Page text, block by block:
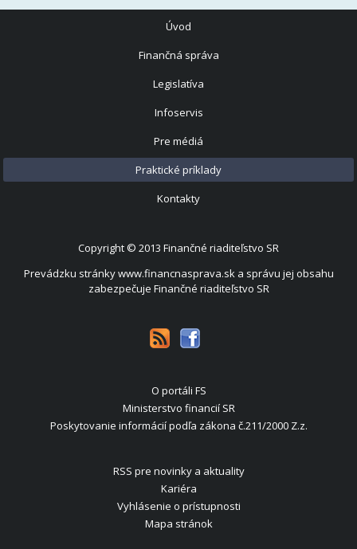
Úvod
Finančná správa
Legislatíva
Infoservis
Pre médiá
Praktické príklady
Kontakty
Copyright © 2013 Finančné riaditeľstvo SR
Prevádzku stránky www.financnasprava.sk a správu jej obsahu
zabezpečuje Finančné riaditeľstvo SR
O portáli FS
Ministerstvo financií SR
Poskytovanie informácií podľa zákona č.211/2000 Z.z.
RSS pre novinky a aktuality
Kariéra
Vyhlásenie o prístupnosti
Mapa stránok